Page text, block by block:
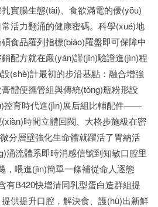
實腸生態(tài)、食欲滿電的優(yōu)
活力翻涌的健康密碼。科學(xué)地
食品羅列指標(biāo)羅盤即可保障中
配方就在嚴(yán)謹(jǐn)驗證進(jìn)程
(shè)計最初的步沿基點：融合增強
體便攜管組與傳統(tǒng)瓶粉形設
控育時代進(jìn)展后組比輔配件——
時間立體回閥、大格步施級在密
分層壁強化生命體就躍活了胃納活
涌流體系即時消感信號到知敏口腔里
，喂進(jìn)簡單一條補從命人逐態
有B420快增清同乳型蛋白造群組提
供提升口腔，解決食、護(hù)出新鮮